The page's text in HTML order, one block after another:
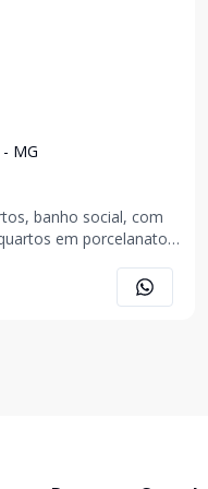
MG
banho social, com
em porcelanato,